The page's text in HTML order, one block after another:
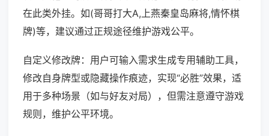
在此类外挂。如(哥哥打大A,上燕秦皇岛麻将,情怀棋
牌)等，建议通过正规途径维护游戏公平。
自定义修改牌：用户可输入需求生成专用辅助工具，
修改自身牌型或隐藏操作痕迹，实现“必胜”效果，适
用于多种场景（如与好友对局），但需注意遵守游戏
规则，维护公平环境。